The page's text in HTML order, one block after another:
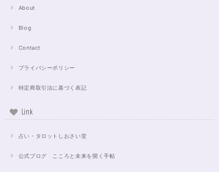
About
Blog
Contact
プライバシーポリシー
特定商取引法に基づく表記
Link
占い・タロットしおさい堂
公式ブログ こころと未来を開く手帖